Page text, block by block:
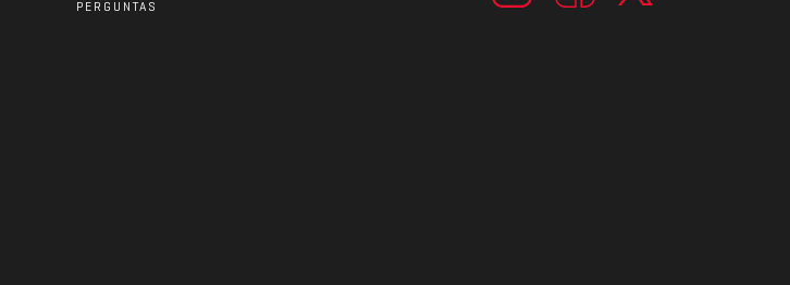
PERGUNTAS